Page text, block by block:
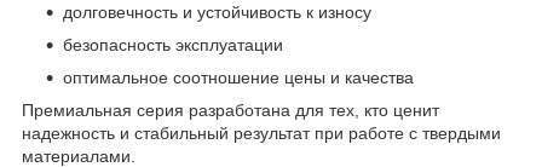
долговечность и устойчивость к износу
безопасность эксплуатации
оптимальное соотношение цены и качества
Премиальная серия разработана для тех, кто ценит
надежность и стабильный результат при работе с твердыми
материалами.